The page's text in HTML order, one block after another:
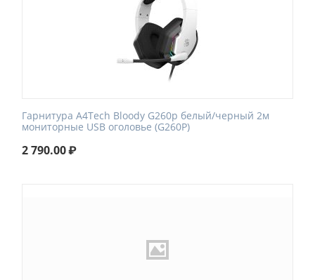
Гарнитура A4Tech Bloody G260p белый/черный 2м
мониторные USB оголовье (G260P)
2 790.00₽